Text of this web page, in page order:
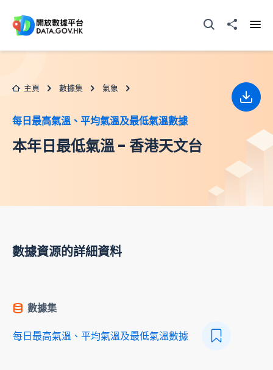
打開搜尋器分享至
主頁 數據集 氣象
每日最高氣溫、平均氣溫及最低氣溫數據
本年日最低氣溫 - 香港天文台
下載
數據資源的詳細資料
數據集
每日最高氣溫、平均氣溫及最低氣溫數據